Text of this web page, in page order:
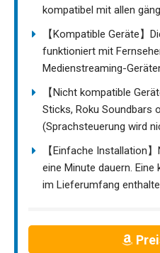
kompatibel mit allen
【Kompatible Geräte】
funktioniert mit
Medienstreaming-
【Nicht kompatible
Sticks, Roku Soundbars
(Sprachsteuerung wird
【Einfache Installation
eine Minute dauern.
im Lieferumfang